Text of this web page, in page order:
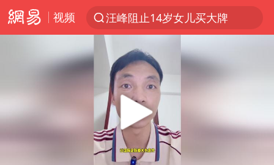
视频
汪峰阻止14岁女儿买大牌
上半年我国机械工业经济运行稳中有进
佛山通报笔试前13被淘汰后5名进体检